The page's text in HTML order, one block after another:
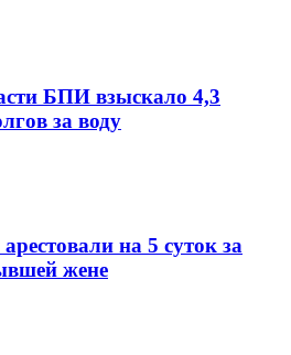
БПИ взыскало 4,3
за воду
на 5 суток за
жене